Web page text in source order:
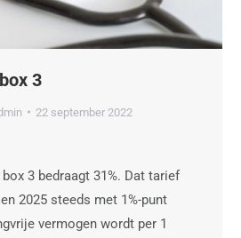
3
22 september 2022
3 bedraagt 31%. Dat tarief
2025 steeds met 1%-punt
vermogen wordt per 1